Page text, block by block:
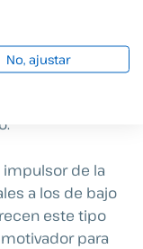
este término,
usar un
Es decir,
del
impulsor de la
a los de bajo
este tipo
para
No, ajustar